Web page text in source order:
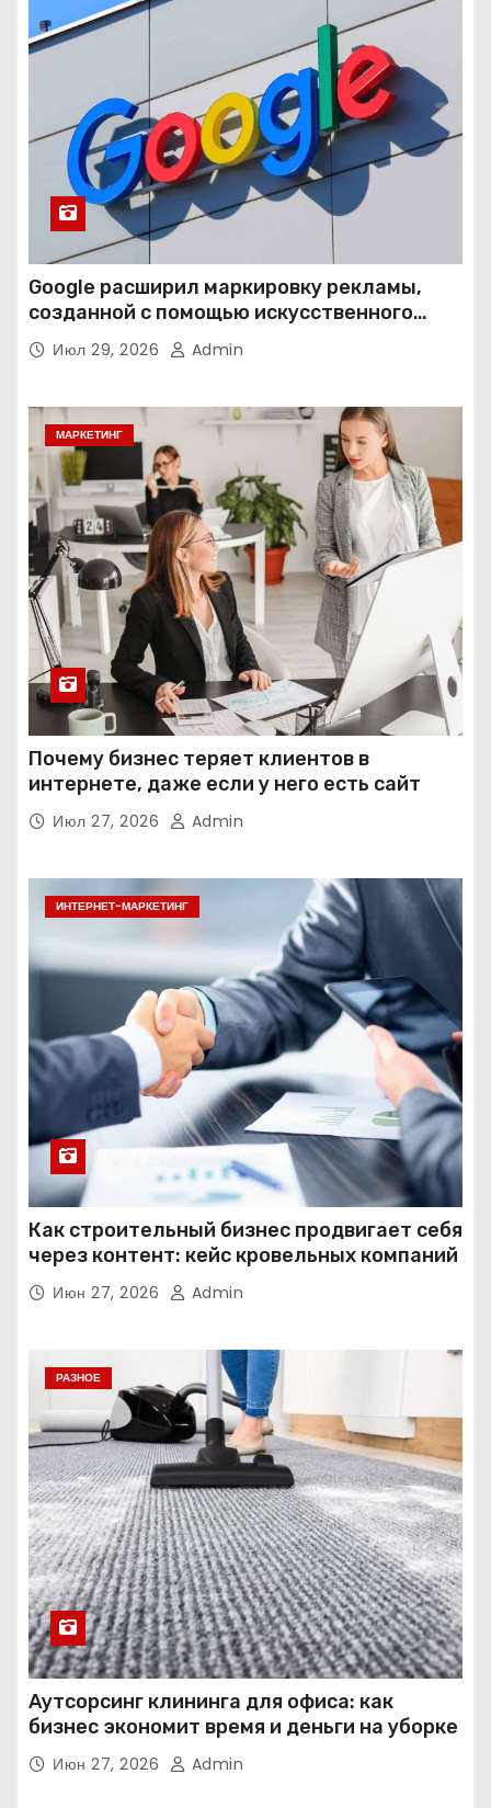
Google расширил маркировку рекламы,
созданной с помощью искусственного
интеллекта
Июл 29, 2026 Admin
МАРКЕТИНГ
Почему бизнес теряет клиентов в
интернете, даже если у него есть сайт
Июл 27, 2026 Admin
ИНТЕРНЕТ-МАРКЕТИНГ
Как строительный бизнес продвигает себя
через контент: кейс кровельных компаний
Июн 27, 2026 Admin
РАЗНОЕ
Аутсорсинг клининга для офиса: как
бизнес экономит время и деньги на уборке
Июн 27, 2026 Admin